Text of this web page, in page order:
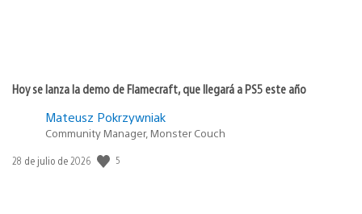
Hoy se lanza la demo de Flamecraft, que llegará a PS5 este año
Mateusz Pokrzywniak
Community Manager, Monster Couch
Fecha
28 de julio de 2026 5